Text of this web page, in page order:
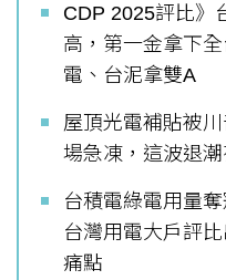
CDP 2025評比》
高，第一金拿下
電、台泥拿雙A
屋頂光電補貼被
場急凍，這波退
台積電綠電用量
台灣用電大戶評
痛點